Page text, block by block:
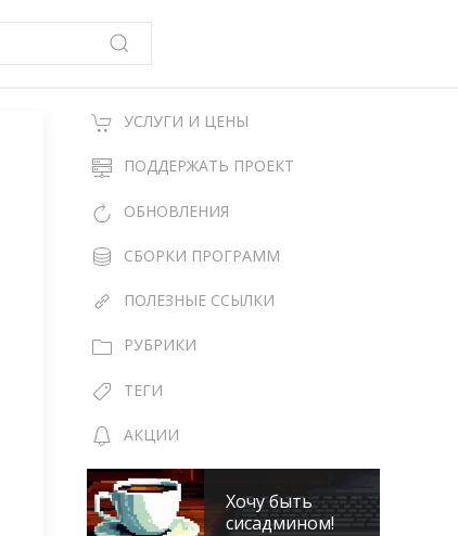
УСЛУГИ И ЦЕНЫ
ПОДДЕРЖАТЬ ПРОЕКТ
ОБНОВЛЕНИЯ
СБОРКИ ПРОГРАММ
ПОЛЕЗНЫЕ ССЫЛКИ
РУБРИКИ
ТЕГИ
АКЦИИ
Хочу быть
сисадмином!